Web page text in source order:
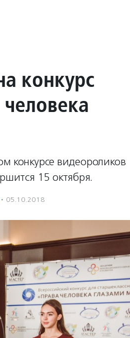
конкурс
конкурсе видеороликов
15 октября.
· 05.10.2018